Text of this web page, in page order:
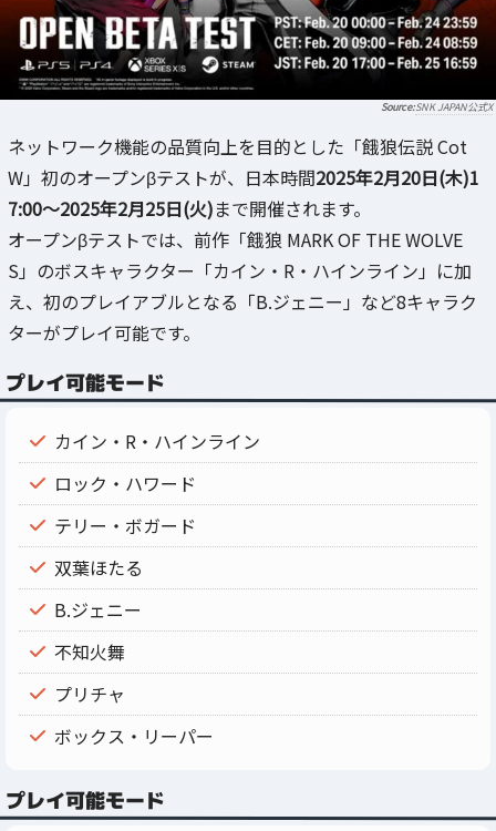
SNK JAPAN公式X
ネットワーク機能の品質向上を目的とした「餓狼伝説 Cot
W」初のオープンβテストが、日本時間2025年2月20日(木)1
7:00～2025年2月25日(火)まで開催されます。
オープンβテストでは、前作「餓狼 MARK OF THE WOLVE
S」のボスキャラクター「カイン・R・ハインライン」に加
え、初のプレイアブルとなる「B.ジェニー」など8キャラク
ターがプレイ可能です。
プレイ可能モード
カイン・R・ハインライン
ロック・ハワード
テリー・ボガード
双葉ほたる
B.ジェニー
不知火舞
プリチャ
ボックス・リーパー
プレイ可能モード